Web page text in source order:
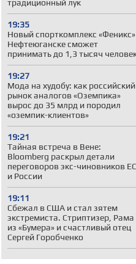
традиционный лук
19:35
Новый спорткомплекс
Нефтеюганске сможет
принимать до 1,3 тысяч
19:27
Мода на худобу: как российский
рынок аналогов «Оземпика»
вырос до 35 млрд и породил
«оземпик-клиентов»
19:21
Тайная встреча в Вене:
Bloomberg раскрыл детали
переговоров экс-чиновников ЕС
и России
19:11
Сбежал в США и стал зятем
экстремиста. Стриптизер, Рама
из «Бумера» и счастливый отец
Сергей Горобченко